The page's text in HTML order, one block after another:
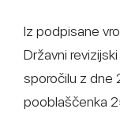
Iz podpisane
Državni
sporočilu z dne
pooblaščenka